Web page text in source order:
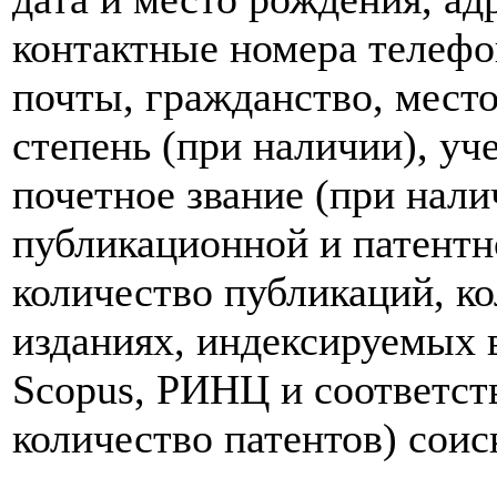
контактные номера
почты, гражданство,
степень (при наличии),
почетное звание (при
публикационной и
количество публикаций,
изданиях, индексируемых
Scopus, РИНЦ и
количество патентов)